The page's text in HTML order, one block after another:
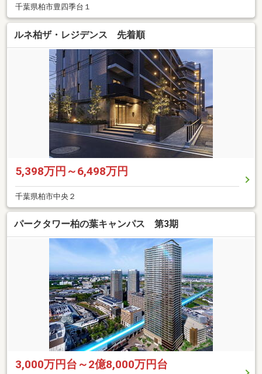
千葉県柏市豊四季台１
ルネ柏ザ・レジデンス 先着順
5,398万円～6,498万円
千葉県柏市中央２
パークタワー柏の葉キャンパス 第3期
3,000万円台～2億8,000万円台